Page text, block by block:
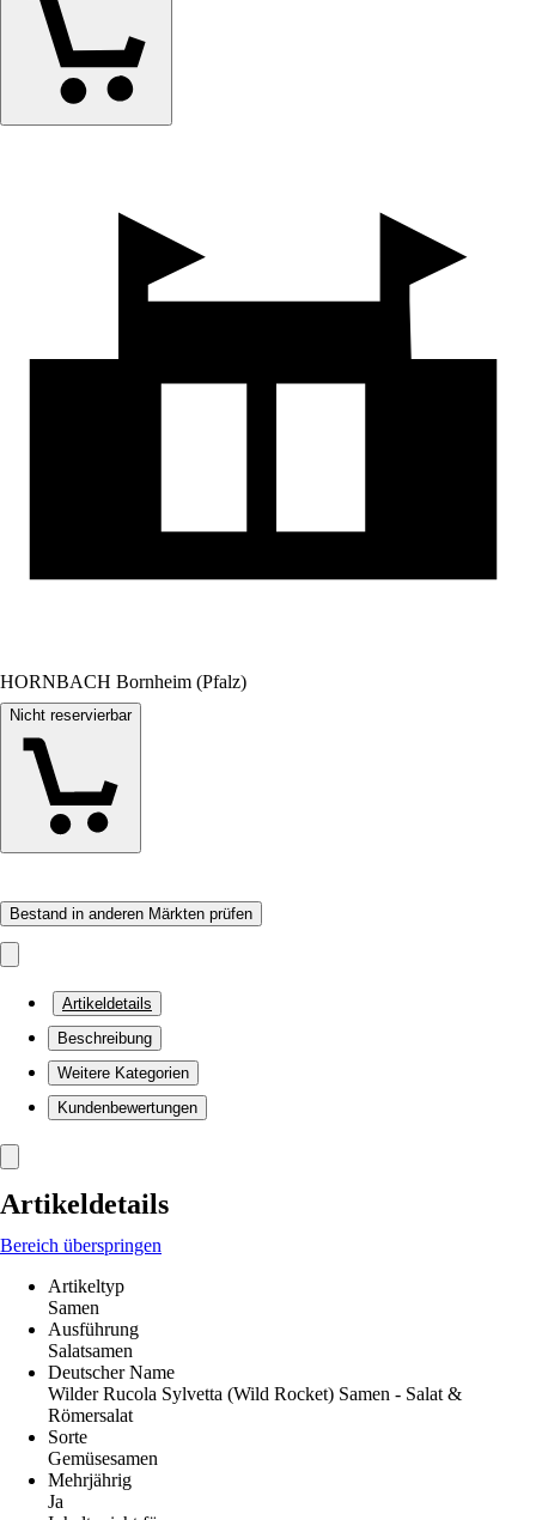
HORNBACH Bornheim (Pfalz)
Nicht reservierbar
Bestand in anderen Märkten prüfen
Artikeldetails
Beschreibung
Weitere Kategorien
Kundenbewertungen
Artikeldetails
Bereich überspringen
Artikeltyp
Samen
Ausführung
Salatsamen
Deutscher Name
Wilder Rucola Sylvetta (Wild Rocket) Samen - Salat &
Römersalat
Sorte
Gemüsesamen
Mehrjährig
Ja